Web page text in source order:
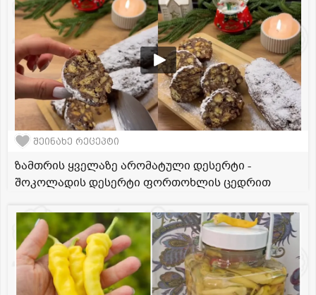
შეინახე რეცეპტი
ზამთრის ყველაზე არომატული დესერტი -
შოკოლადის დესერტი ფორთოხლის ცედრით